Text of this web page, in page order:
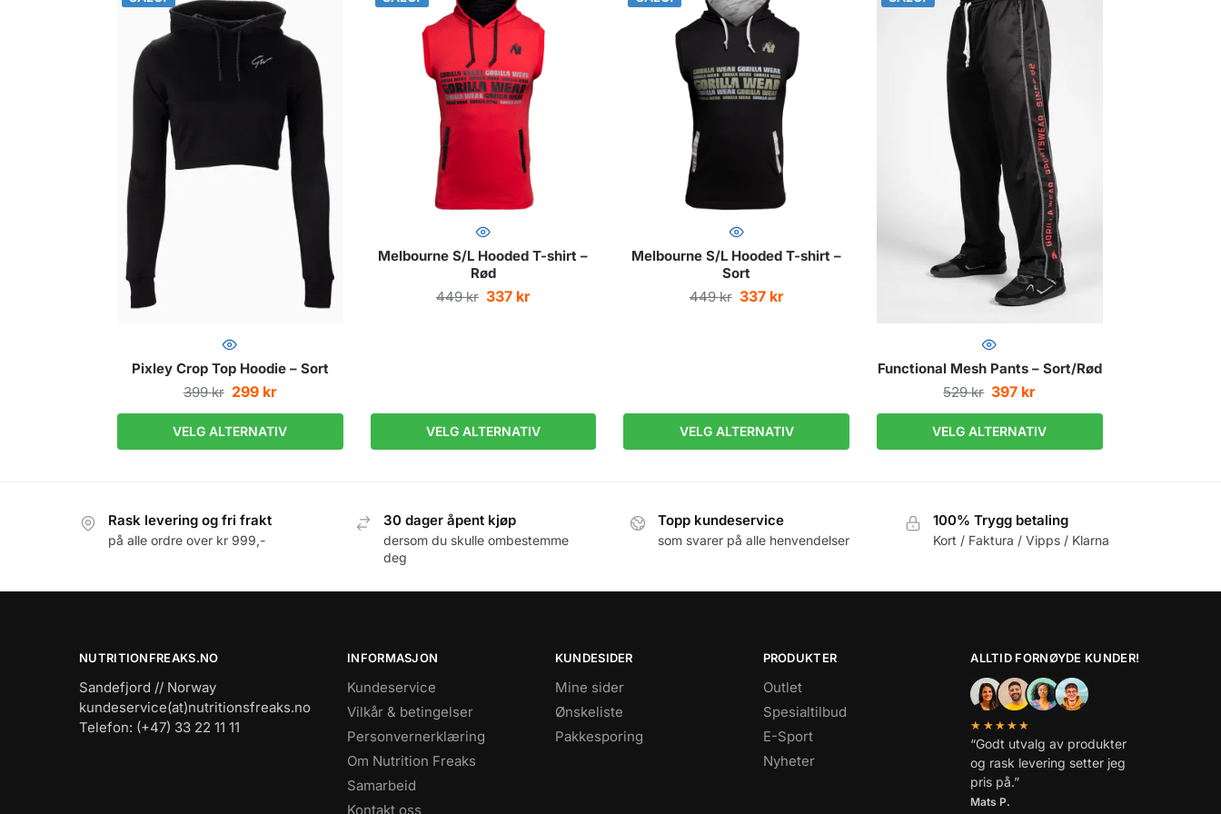
Pixley Crop Top Hoodie – Sort
399kr 299 kr
VELG ALTERNATIV
Melbourne S/L Hooded T-shirt –
Rød
449kr 337 kr
VELG ALTERNATIV
Melbourne S/L Hooded T-shirt –
Sort
449kr 337 kr
VELG ALTERNATIV
Functional Mesh Pants – Sort/Rød
529kr 397 kr
VELG ALTERNATIV
Rask levering og fri frakt
på alle ordre over kr 999,-
30 dager åpent kjøp
dersom du skulle ombestemme
deg
Topp kundeservice
som svarer på alle henvendelser
100% Trygg betaling
Kort / Faktura / Vipps / Klarna
NUTRITIONFREAKS.NO
Sandefjord // Norway
kundeservice(at)nutritionsfreaks.no
Telefon: (+47) 33 22 11 11
INFORMASJON
Kundeservice
Vilkår & betingelser
Personvernerklæring
Om Nutrition Freaks
Samarbeid
Kontakt oss
KUNDESIDER
Mine sider
Ønskeliste
Pakkesporing
PRODUKTER
Outlet
Spesialtilbud
E-Sport
Nyheter
ALLTID FORNØYDE KUNDER!
★★★★★
“Godt utvalg av produkter
og rask levering setter jeg
pris på.”
Mats P.